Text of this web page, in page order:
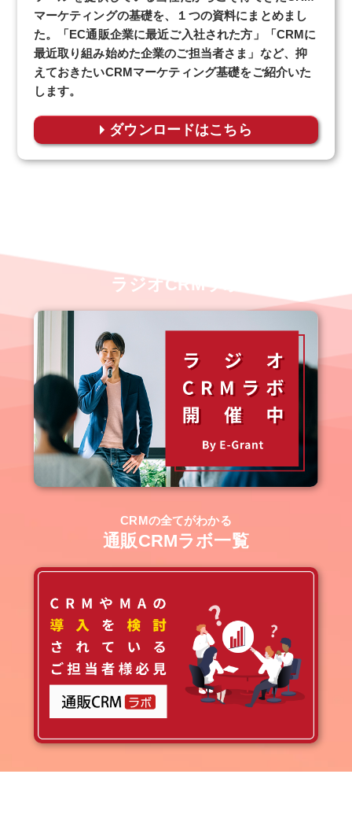
マーケティングの基礎を、１つの資料にまとめまし
た。「EC通販企業に最近ご入社された方」「CRMに
最近取り組み始めた企業のご担当者さま」など、抑
えておきたいCRMマーケティング基礎をご紹介いた
します。
ダウンロードはこちら
ラジオCRMラボ
CRMの全てがわかる
通販CRMラボ一覧